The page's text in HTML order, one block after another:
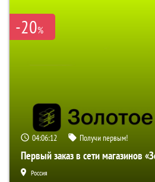
-20%
04:06:11 Получи первым!
Первый заказ в сети магазинов
Россия